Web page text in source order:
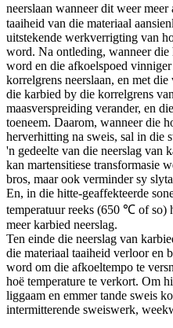
neerslaan wanneer dit weer
taaiheid van die materiaal
uitstekende werkverrigting van
word. Na ontleding, wanneer die
word en die afkoelspoed
korrelgrens neerslaan, en met
die karbied by die korrelgrens
maasverspreiding verander, en
toeneem. Daarom, wanneer die
herverhitting na sweis, sal in die
'n gedeelte van die neerslag van
kan martensitiese transformasie
bros, maar ook verminder sy
En, in die hitte-geaffekteerde
temperatuur reeks (650 ℃ of so)
meer karbied neerslag.
Ten einde die neerslag van
die materiaal taaiheid verloor en
word om die afkoeltempo te
hoë temperature te verkort. Om
liggaam en emmer tande sweis
intermitterende sweiswerk,